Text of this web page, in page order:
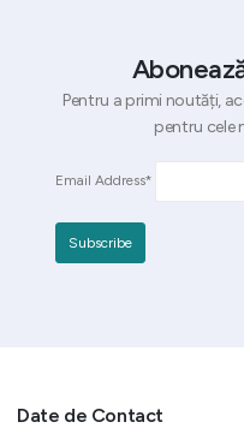
Pentru a primi noutăți,
pentru cele
Email Address*
Date de Contact